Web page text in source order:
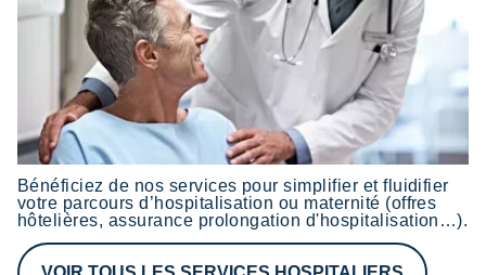
Bénéficiez de nos services pour simplifier et fluidifier
votre parcours d’hospitalisation ou maternité (offres
hôtelières, assurance prolongation d'hospitalisation…).